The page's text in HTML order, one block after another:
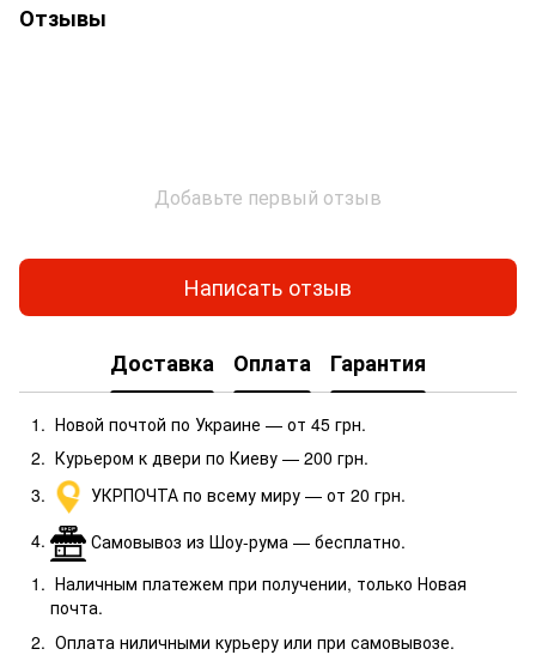
Отзывы
Добавьте первый отзыв
Написать отзыв
Доставка Оплата Гарантия
Новой почтой по Украине — от 45 грн.
Курьером к двери по Киеву — 200 грн.
УКРПОЧТА по всему миру — от 20 грн.
Самовывоз из Шоу-рума — бесплатно.
Наличным платежем при получении, только Новая
почта.
Оплата ниличными курьеру или при самовывозе.